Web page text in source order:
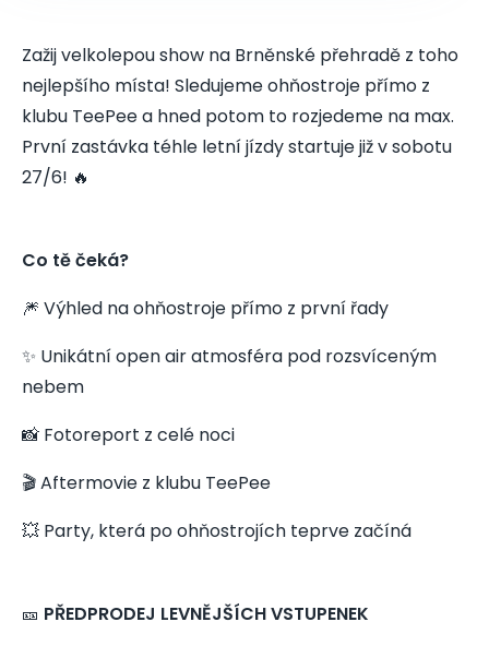
Zažij velkolepou show na Brněnské přehradě z toho
nejlepšího místa! Sledujeme ohňostroje přímo z
klubu TeePee a hned potom to rozjedeme na max.
První zastávka téhle letní jízdy startuje již v sobotu
27/6! 🔥
Co tě čeká?
🎆 Výhled na ohňostroje přímo z první řady
✨ Unikátní open air atmosféra pod rozsvíceným
nebem
📸 Fotoreport z celé noci
🎬 Aftermovie z klubu TeePee
💥 Party, která po ohňostrojích teprve začíná
🎫 PŘEDPRODEJ LEVNĚJŠÍCH VSTUPENEK